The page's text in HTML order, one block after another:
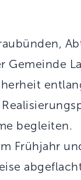
Gemeinde
begleiten.
Frühjahr